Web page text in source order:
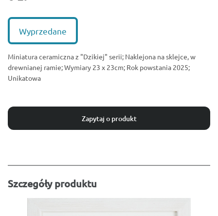
Wyprzedane
Miniatura ceramiczna z "Dzikiej" serii; Naklejona na sklejce, w
drewnianej ramie; Wymiary 23 x 23cm; Rok powstania 2025;
Unikatowa
Zapytaj o produkt
Szczegóły produktu